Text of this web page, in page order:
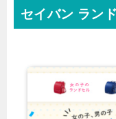
セイバン ラン